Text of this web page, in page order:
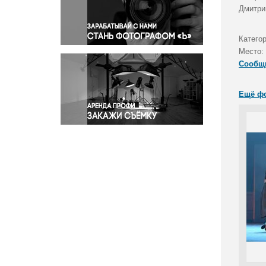
Правосудие
Происшествия и конфликты
Религия
Светская жизнь
Спорт
Экология
Экономика и бизнес
Место:
Ещё